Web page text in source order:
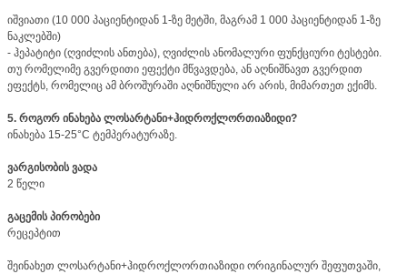
იშვიათი (10 000 პაციენტიდან 1-ზე მეტში, მაგრამ 1 000 პაციენტიდან 1-ზე
ნაკლებში)
- ჰეპატიტი (ღვიძლის ანთება), ღვიძლის ანომალური ფუნქციური ტესტები.
თუ რომელიმე გვერდითი ეფექტი მწვავდება, ან აღნიშნავთ გვერდით
ეფექტს, რომელიც ამ ბროშურაში აღნიშნული არ არის, მიმართეთ ექიმს.
5. როგორ ინახება ლოსარტანი+ჰიდროქლორთიაზიდი?
ინახება 15-25°C ტემპერატურაზე.
ვარგისობის ვადა
2 წელი
გაცემის პირობები
რეცეპტით
შეინახეთ ლოსარტანი+ჰიდროქლორთიაზიდი ორიგინალურ შეფუთვაში,